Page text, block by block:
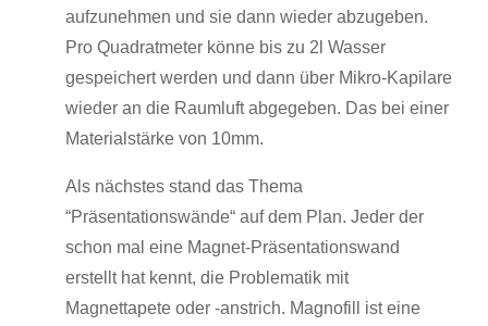
aufzunehmen und sie dann wieder abzugeben.
Pro Quadratmeter könne bis zu 2l Wasser
gespeichert werden und dann über Mikro-Kapilare
wieder an die Raumluft abgegeben. Das bei einer
Materialstärke von 10mm.
Als nächstes stand das Thema
“Präsentationswände“ auf dem Plan. Jeder der
schon mal eine Magnet-Präsentationswand
erstellt hat kennt, die Problematik mit
Magnettapete oder -anstrich. Magnofill ist eine